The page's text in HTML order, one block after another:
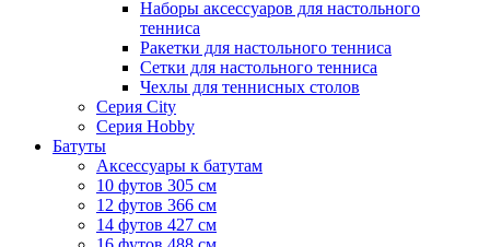
Наборы аксессуаров для настольного
тенниса
Ракетки для настольного тенниса
Сетки для настольного тенниса
Чехлы для теннисных столов
Серия City
Серия Hobby
Батуты
Аксессуары к батутам
10 футов 305 см
12 футов 366 см
14 футов 427 см